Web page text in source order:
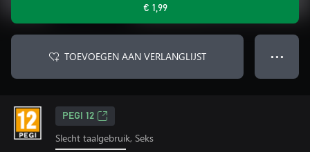
€ 1,99
TOEVOEGEN AAN VERLANGLIJST ● ● ●
PEGI 12
Slecht taalgebruik, Seks